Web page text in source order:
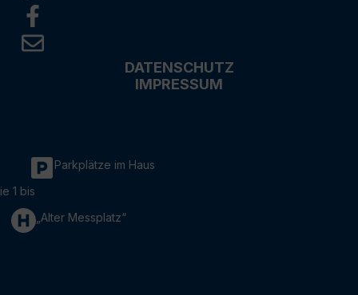
DATENSCHUTZ
IMPRESSUM
Parkplätze im Haus
1 bis
„Alter Messplatz“